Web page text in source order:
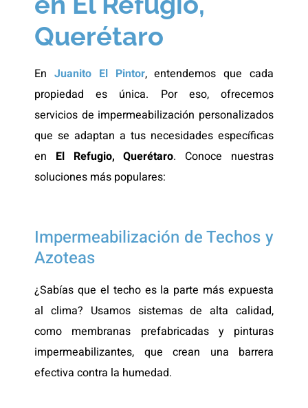
Querétaro
En Juanito El Pintor, entendemos que cada
propiedad es única. Por eso, ofrecemos
servicios de impermeabilización personalizados
que se adaptan a tus necesidades específicas
en El Refugio, Querétaro. Conoce nuestras
soluciones más populares:
Impermeabilización de Techos y
Azoteas
¿Sabías que el techo es la parte más expuesta
al clima? Usamos sistemas de alta calidad,
como membranas prefabricadas y pinturas
impermeabilizantes, que crean una barrera
efectiva contra la humedad.